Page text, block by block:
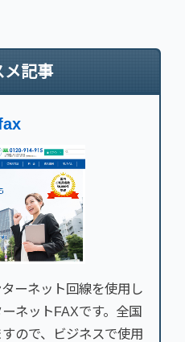
メ記事
ーネット回線を使用し
ネットFAXです。全国
ので、ビジネスで使用